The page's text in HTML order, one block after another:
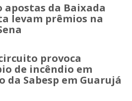
apostas da Baixada
levam prêmios na
provoca
de incêndio em
da Sabesp em Guarujá